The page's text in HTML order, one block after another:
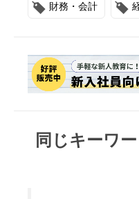
財務・会計
同じキーワ